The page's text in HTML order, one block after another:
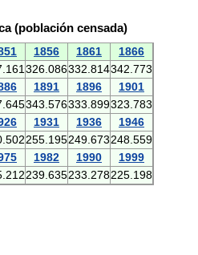
(población censada)
1856 1861
1866
326.086332.814342.773
1891 1896
1901
343.576333.899323.783
1931 1936
1946
255.195249.673248.559
1982 1990
1999
239.635233.278225.198